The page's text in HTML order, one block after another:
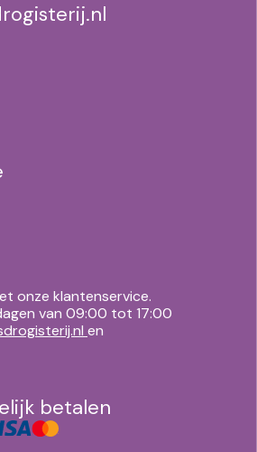
onze klantenservice.
van 09:00 tot 17:00
en
betalen